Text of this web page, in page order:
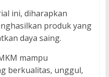
ini, diharapkan
produk yang
daya saing.
mampu
berkualitas, unggul,